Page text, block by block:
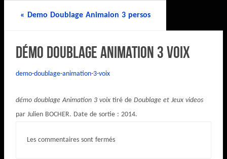
« Demo Doublage Animaion 3 persos
démo doublage Animation 3 voix
demo-doublage-animation-3-voix
démo doublage Animation 3 voixtiré de Doublage et Jeux videos
par Julien BOCHER. Date de sortie : 2014.
Les commentaires sont fermés